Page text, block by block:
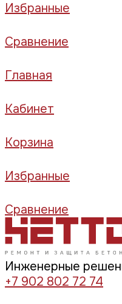
Избранные
Сравнение
Главная
Кабинет
Корзина
Избранные
Сравнение
Инженерные
+7 902 802 72 74